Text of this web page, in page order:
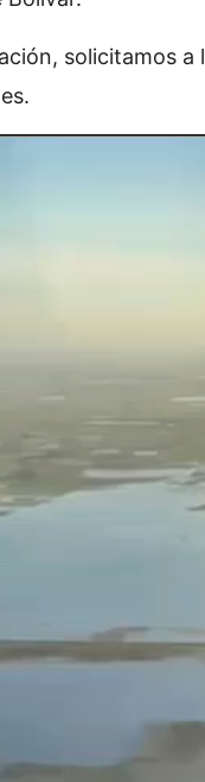
solicitamos